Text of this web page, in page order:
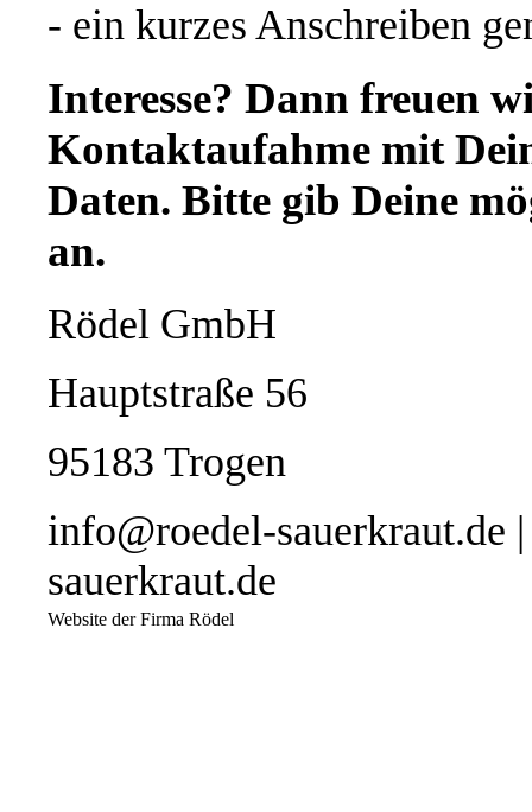
- ein kurzes Anschreiben
Interesse? Dann freuen
Kontaktaufahme mit
Daten. Bitte gib Deine
an.
Rödel GmbH
Hauptstraße 56
95183 Trogen
info@roedel-sauerkraut.de
sauerkraut.de
Website der Firma Rödel